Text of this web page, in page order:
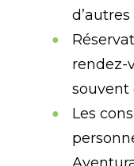
rendez-
souvent
Les